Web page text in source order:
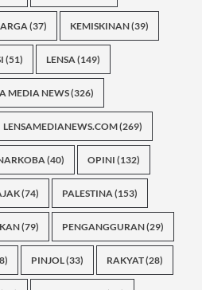
(37) KEMISKINAN(39)
(51) LENSA(149)
MEDIA NEWS(326)
LENSAMEDIANEWS.COM(269)
(40) OPINI (132)
(74) PALESTINA(153)
(79) PENGANGGURAN(29)
PINJOL(33) RAKYAT(28)